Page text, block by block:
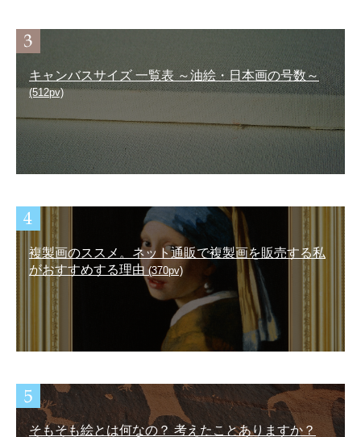
キャンバスサイズ 一覧表 ～油絵・日本画の号数～
(512pv)
複製画のススメ。ネット通販で複製画を販売する私
がおすすめする理由 (370pv)
そもそも絵とは何なの？ 考えたことありますか？